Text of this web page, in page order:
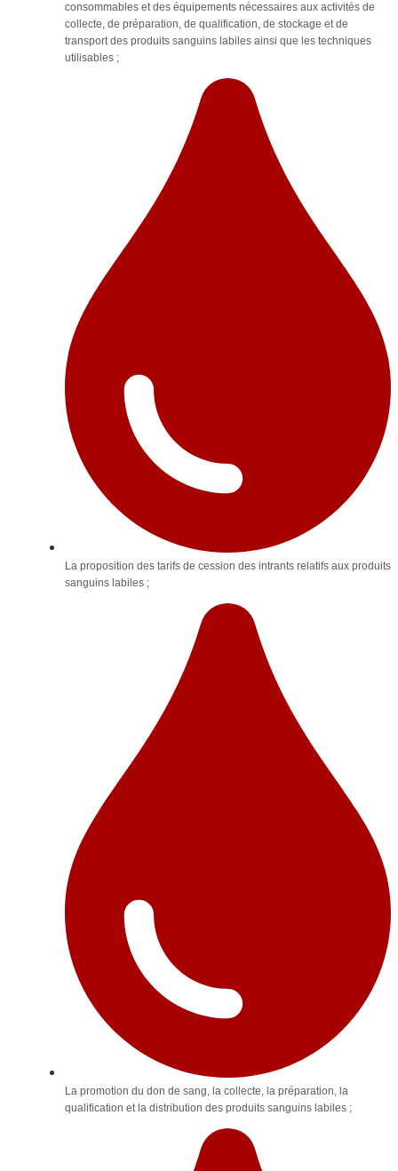
consommables et des équipements nécessaires aux activités de
collecte, de préparation, de qualification, de stockage et de
transport des produits sanguins labiles ainsi que les techniques
utilisables ;
La proposition des tarifs de cession des intrants relatifs aux produits
sanguins labiles ;
La promotion du don de sang, la collecte, la préparation, la
qualification et la distribution des produits sanguins labiles ;